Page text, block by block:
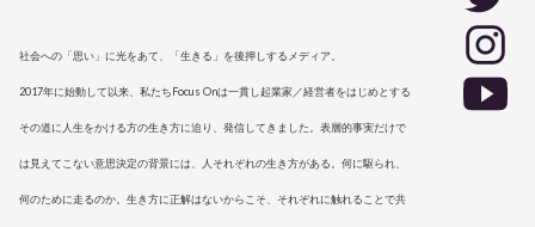
社会への「思い」に光をあて、「生きる」を後押しするメディア。
2017年に始動して以来、私たちFocus Onは一貫し起業家／経営者をはじめとする
その道に人生をかける方の生き方に迫り、発信してきました。表層的事実だけで
は見えてこない意思決定の背景には、人それぞれの生き方がある。何に駆られ、
何のために走るのか。生き方に正解はないからこそ、それぞれに触れることで共